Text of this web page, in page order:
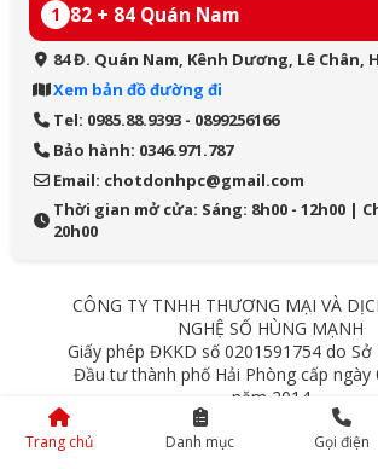
1 82 + 84 Quán Nam
84 Đ. Quán Nam, Kênh Dương, Lê Chân,
Xem bản đồ đường đi
Tel: 0985.88.9393 - 0899256166
Bảo hành: 0346.971.787
Email: chotdonhpc@gmail.com
Thời gian mở cửa: Sáng: 8h00 - 12h00 |
20h00
CÔNG TY TNHH THƯƠNG MẠI VÀ
NGHỆ SỐ HÙNG MẠNH
Giấy phép ĐKKD số 0201591754 do Sở
Đầu tư thành phố Hải Phòng cấp ngày
năm 2014
84 Quán Nam - Lê Chân - Hải
Trang chủ Danh mục Gọi điện